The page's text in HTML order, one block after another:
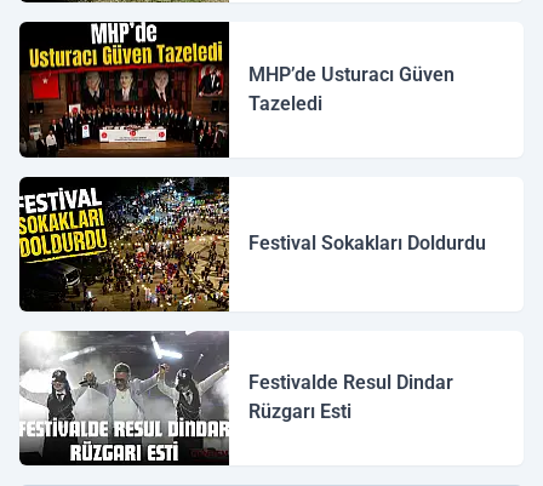
MHP’de Usturacı Güven
Tazeledi
Festival Sokakları Doldurdu
Festivalde Resul Dindar
Rüzgarı Esti